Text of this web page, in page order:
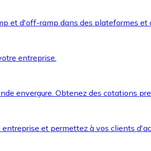
et d'off-ramp dans des plateformes et
entreprise.
envergure. Obtenez des cotations
et permettez à vos clients